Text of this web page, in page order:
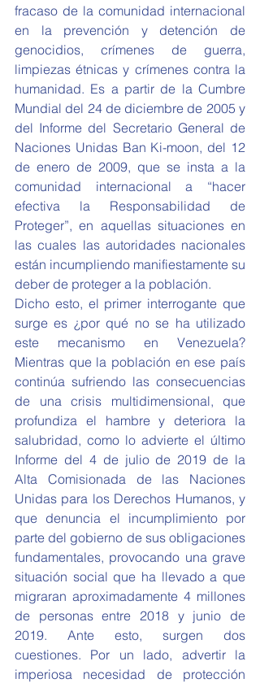
fracaso de la comunidad internacional
en la prevención y detención de
genocidios, crímenes de guerra,
limpiezas étnicas y crímenes contra la
humanidad. Es a partir de la Cumbre
Mundial del 24 de diciembre de 2005 y
del Informe del Secretario General de
Naciones Unidas Ban Ki-moon, del 12
de enero de 2009, que se insta a la
comunidad internacional a “hacer
efectiva la Responsabilidad de
Proteger”, en aquellas situaciones en
las cuales las autoridades nacionales
están incumpliendo manifiestamente su
deber de proteger a la población.
Dicho esto, el primer interrogante que
surge es ¿por qué no se ha utilizado
este mecanismo en Venezuela?
Mientras que la población en ese país
continúa sufriendo las consecuencias
de una crisis multidimensional, que
profundiza el hambre y deteriora la
salubridad, como lo advierte el último
Informe del 4 de julio de 2019 de la
Alta Comisionada de las Naciones
Unidas para los Derechos Humanos, y
que denuncia el incumplimiento por
parte del gobierno de sus obligaciones
fundamentales, provocando una grave
situación social que ha llevado a que
migraran aproximadamente 4 millones
de personas entre 2018 y junio de
2019. Ante esto, surgen dos
cuestiones. Por un lado, advertir la
imperiosa necesidad de protección